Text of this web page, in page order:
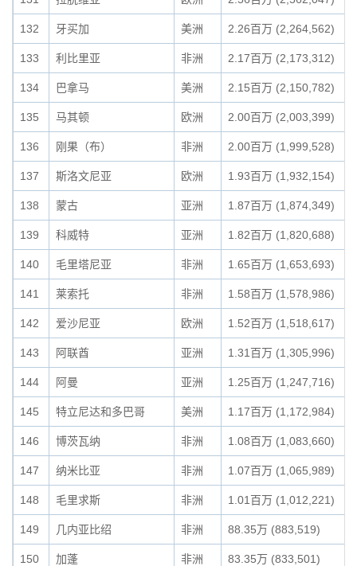
132 牙买加 美洲 2.26百万 (2,264,562)
133 利比里亚 非洲 2.17百万 (2,173,312)
134 巴拿马 美洲 2.15百万 (2,150,782)
135 马其顿 欧洲 2.00百万 (2,003,399)
136 刚果（布） 非洲 2.00百万 (1,999,528)
137 斯洛文尼亚 欧洲 1.93百万 (1,932,154)
138 蒙古 亚洲 1.87百万 (1,874,349)
139 科威特 亚洲 1.82百万 (1,820,688)
140 毛里塔尼亚 非洲 1.65百万 (1,653,693)
141 莱索托 非洲 1.58百万 (1,578,986)
142 爱沙尼亚 欧洲 1.52百万 (1,518,617)
143 阿联酋 亚洲 1.31百万 (1,305,996)
144 阿曼 亚洲 1.25百万 (1,247,716)
145 特立尼达和多巴哥 美洲 1.17百万 (1,172,984)
146 博茨瓦纳 非洲 1.08百万 (1,083,660)
147 纳米比亚 非洲 1.07百万 (1,065,989)
148 毛里求斯 非洲 1.01百万 (1,012,221)
149 几内亚比绍 非洲 88.35万 (883,519)
150 加蓬 非洲 83.35万 (833,501)